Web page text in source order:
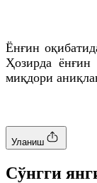
Ёнғин
Ҳозирда ёнғин
миқдори
Уланиш
Cўнгги